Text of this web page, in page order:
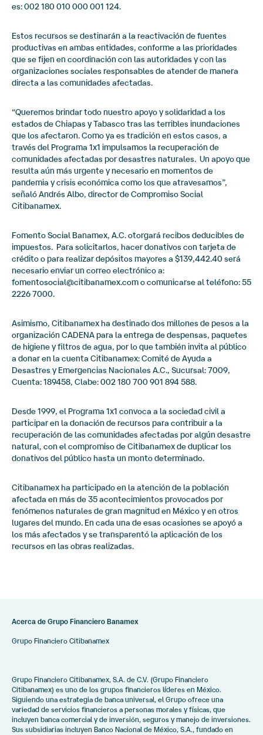
es: 002 180 010 000 001 124.
Estos recursos se destinarán a la reactivación de fuentes
productivas en ambas entidades, conforme a las prioridades
que se fijen en coordinación con las autoridades y con las
organizaciones sociales responsables de atender de manera
directa a las comunidades afectadas.
“Queremos brindar todo nuestro apoyo y solidaridad a los
estados de Chiapas y Tabasco tras las terribles inundaciones
que los afectaron. Como ya es tradición en estos casos, a
través del Programa 1x1 impulsamos la recuperación de
comunidades afectadas por desastres naturales. Un apoyo que
resulta aún más urgente y necesario en momentos de
pandemia y crisis económica como los que atravesamos”,
señaló Andrés Albo, director de Compromiso Social
Citibanamex.
Fomento Social Banamex, A.C. otorgará recibos deducibles de
impuestos. Para solicitarlos, hacer donativos con tarjeta de
crédito o para realizar depósitos mayores a $139,442.40 será
necesario enviar un correo electrónico a:
fomentosocial@citibanamex.com o comunicarse al teléfono: 55
2226 7000.
Asimismo, Citibanamex ha destinado dos millones de pesos a la
organización CADENA para la entrega de despensas, paquetes
de higiene y filtros de agua, por lo que también invita al público
a donar en la cuenta Citibanamex: Comité de Ayuda a
Desastres y Emergencias Nacionales A.C., Sucursal: 7009,
Cuenta: 189458, Clabe: 002 180 700 901 894 588.
Desde 1999, el Programa 1x1 convoca a la sociedad civil a
participar en la donación de recursos para contribuir a la
recuperación de las comunidades afectadas por algún desastre
natural, con el compromiso de Citibanamex de duplicar los
donativos del público hasta un monto determinado.
Citibanamex ha participado en la atención de la población
afectada en más de 35 acontecimientos provocados por
fenómenos naturales de gran magnitud en México y en otros
lugares del mundo. En cada una de esas ocasiones se apoyó a
los más afectados y se transparentó la aplicación de los
recursos en las obras realizadas.
Acerca de Grupo Financiero Banamex
Grupo Financiero Citibanamex
Grupo Financiero Citibanamex, S.A. de C.V. (Grupo Financiero
Citibanamex) es uno de los grupos financieros líderes en México.
Siguiendo una estrategia de banca universal, el Grupo ofrece una
variedad de servicios financieros a personas morales y físicas, que
incluyen banca comercial y de inversión, seguros y manejo de inversiones.
Sus subsidiarias incluyen Banco Nacional de México, S.A., fundado en